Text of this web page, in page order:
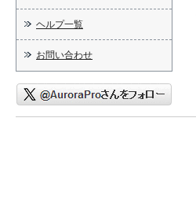
ヘルプ一覧
お問い合わせ